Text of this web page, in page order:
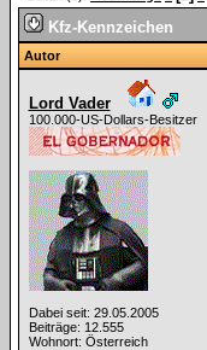
Kfz-Kennzeichen
Autor
Lord Vader
100.000-US-Dollars-Besitzer
Dabei seit: 29.05.2005
Beiträge: 12.555
Wohnort: Österreich